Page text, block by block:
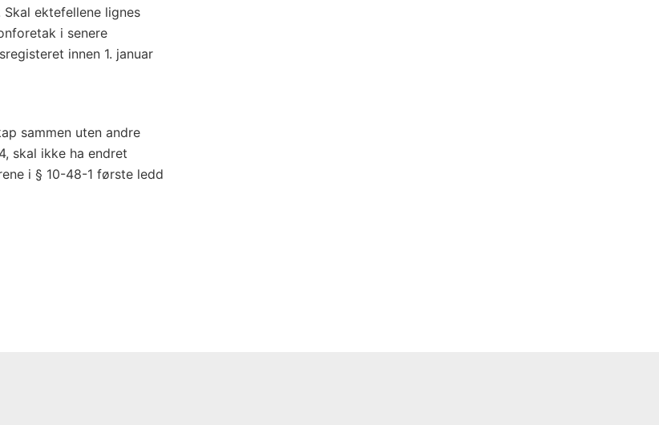
ektefellene lignes
i senere
innen 1. januar
sammen uten andre
skal ikke ha endret
i § 10-48-1 første ledd